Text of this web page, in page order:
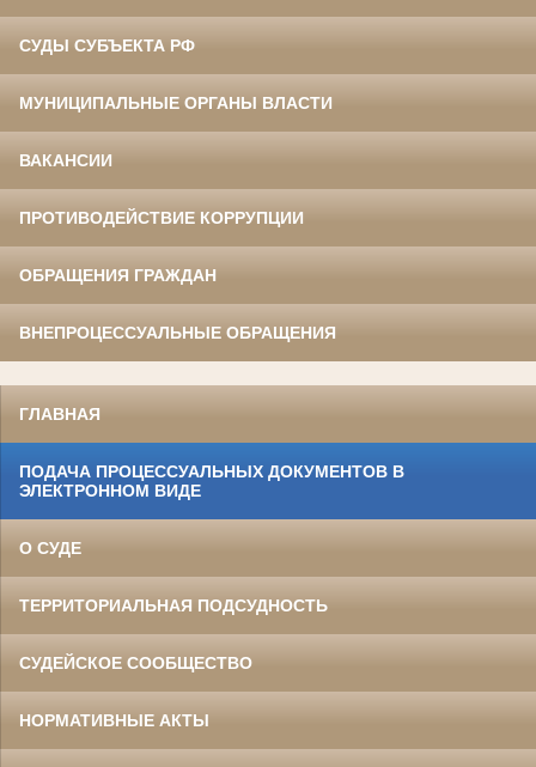
СУДЫ СУБЪЕКТА РФ
МУНИЦИПАЛЬНЫЕ ОРГАНЫ ВЛАСТИ
ВАКАНСИИ
ПРОТИВОДЕЙСТВИЕ КОРРУПЦИИ
ОБРАЩЕНИЯ ГРАЖДАН
ВНЕПРОЦЕССУАЛЬНЫЕ ОБРАЩЕНИЯ
ГЛАВНАЯ
ПОДАЧА ПРОЦЕССУАЛЬНЫХ ДОКУМЕНТОВ В
ЭЛЕКТРОННОМ ВИДЕ
О СУДЕ
ТЕРРИТОРИАЛЬНАЯ ПОДСУДНОСТЬ
СУДЕЙСКОЕ СООБЩЕСТВО
НОРМАТИВНЫЕ АКТЫ